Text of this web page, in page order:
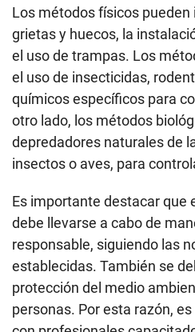
Los métodos físicos pueden
grietas y huecos, la
el uso de trampas. Los
el uso de insecticidas,
químicos específicos para
otro lado, los métodos
depredadores naturales de
insectos o aves, para
Es importante destacar que
debe llevarse a cabo de
responsable, siguiendo las
establecidas. También se
protección del medio
personas. Por esta razón,